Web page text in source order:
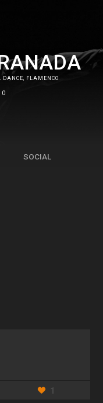
DANCE, FLAMENCO
0
SOCIAL
1